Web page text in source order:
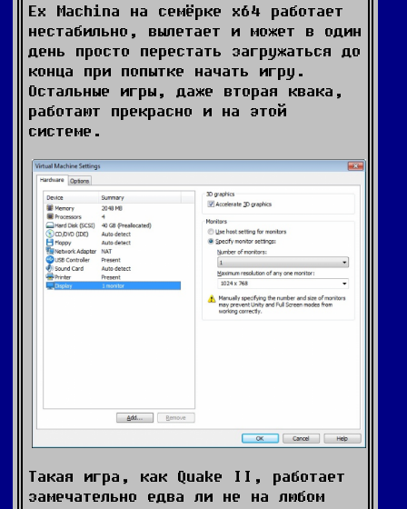
Ex Machina на семёрке х64 работает
нестабильно, вылетает и может в один
день просто перестать загружаться до
конца при попытке начать игру.
Остальные игры, даже вторая квака,
работают прекрасно и на этой
системе.
Такая игра, как Quake II, работает
замечательно едва ли не на любом